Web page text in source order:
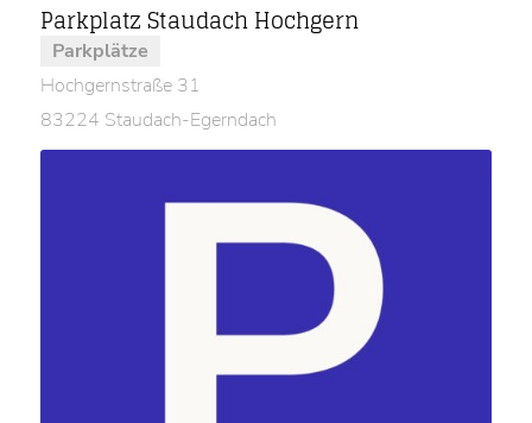
Parkplatz Staudach Hochgern
Parkplätze
Hochgernstraße 31
83224 Staudach-Egerndach